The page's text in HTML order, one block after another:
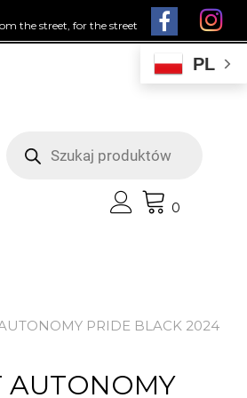
the street, for the street
PL
produktów
0
PRIDE BLACK 2024
AUTONOMY